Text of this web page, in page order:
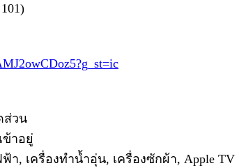
ส่วน
ข้าอยู่
า, เครื่องทำน้ำอุ่น, เครื่องซักผ้า, Apple TV